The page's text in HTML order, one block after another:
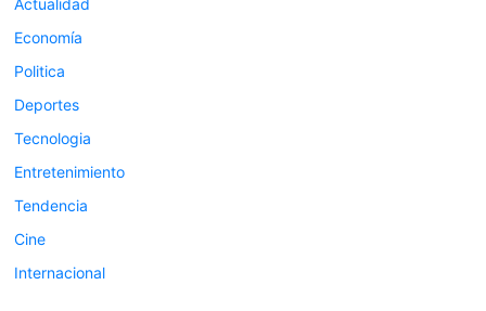
Economía
Politica
Deportes
Tecnologia
Entretenimiento
Tendencia
Cine
Internacional